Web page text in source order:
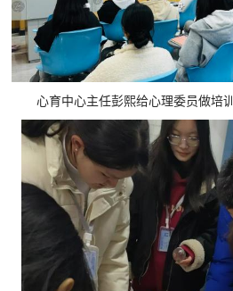
心育中心主任彭熙给心理委员做培训